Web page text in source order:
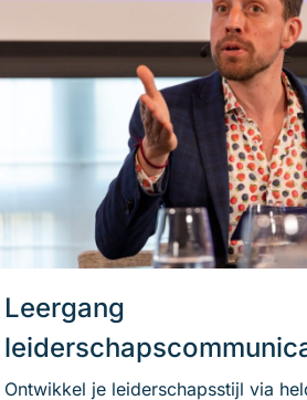
Leergang
Ontwikkel je leiderschaps­stijl via